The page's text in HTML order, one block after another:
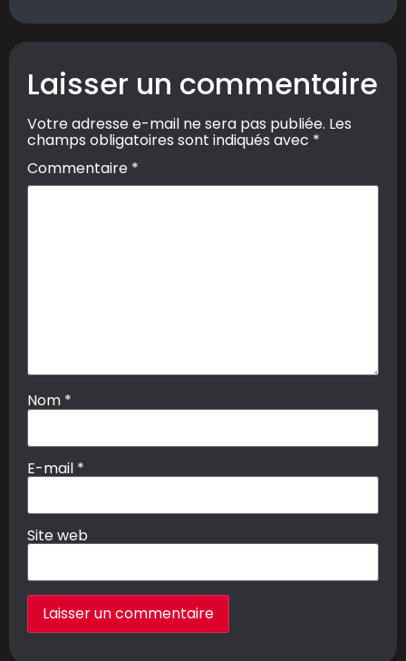
Laisser un commentaire
Votre adresse e-mail ne sera pas publiée. Les
champs obligatoires sont indiqués avec *
Commentaire *
Nom *
E-mail *
Site web